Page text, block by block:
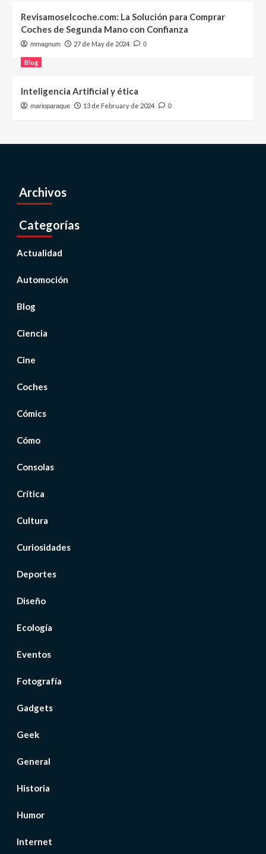
Revisamoselcoche.com: La Solución para Comprar
Coches de Segunda Mano con Confianza
mmagnum 27 de May de 2024 0
Blog
Inteligencia Artificial y ética
marioparaque 13 de February de 2024 0
Archivos
Categorías
Actualidad
Automoción
Blog
Ciencia
Cine
Coches
Cómics
Cómo
Consolas
Crítica
Cultura
Curiosidades
Deportes
Diseño
Ecología
Eventos
Fotografía
Gadgets
Geek
General
Historia
Humor
Internet